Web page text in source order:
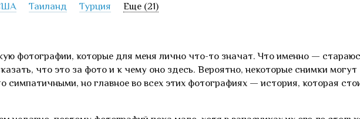
Таиланд Турция Еще (21)
фотографии, которые для меня лично что-то значат. Что именно —
что это за фото и к чему оно здесь. Вероятно, некоторые снимки могут
симпатичными, но главное во всех этих фотографиях — история, которая